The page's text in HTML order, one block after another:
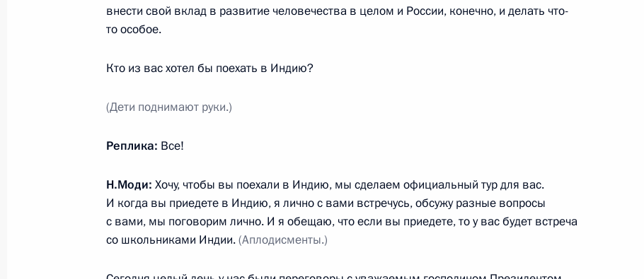
4 − 5 октября 2018 года
Беседа с Премьер-министром Индии Нарендрой Моди
28 сентября 2018 года, 12:00
Соболезнования Президенту Индии Раму Натху Ковинду
внести свой вклад в развитие человечества в целом и России, конечно, и делать что-
то особое.
Кто из вас хотел бы поехать в Индию?
(Дети поднимают руки.)
Реплика: Все!
Н.Моди: Хочу, чтобы вы поехали в Индию, мы сделаем официальный тур для вас.
И когда вы приедете в Индию, я лично с вами встречусь, обсужу разные вопросы
с вами, мы поговорим лично. И я обещаю, что если вы приедете, то у вас будет встреча
со школьниками Индии.(Аплодисменты.)